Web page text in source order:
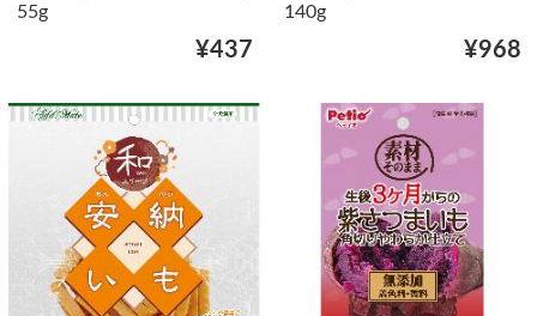
55g
¥437
140g
¥968